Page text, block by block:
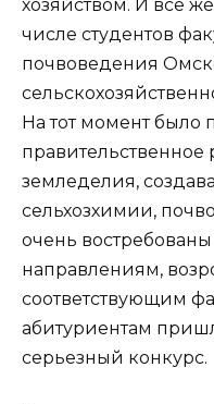
хозяйством. И все
числе студентов
почвоведения
На тот момент было
земледелия,
сельхозхимии,
очень
направлениям,
соответствующим
абитуриентам
серьезный конкурс.